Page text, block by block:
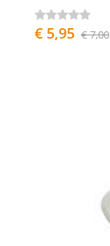
€ 5,95 € 7,00